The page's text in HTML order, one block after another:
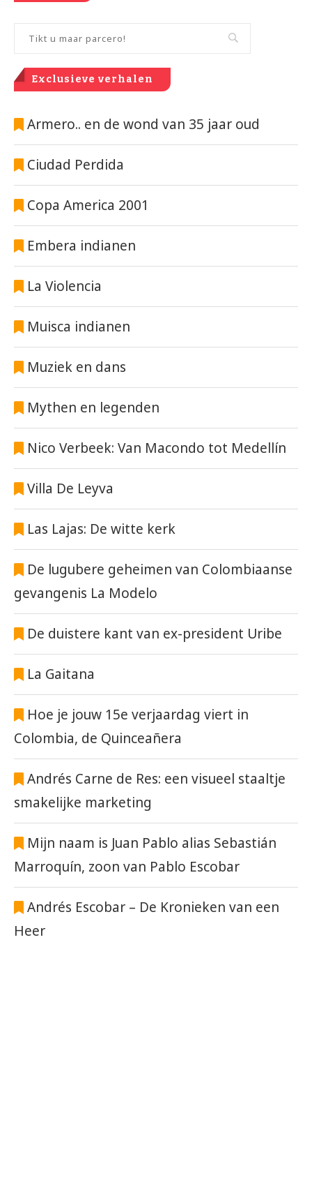
Exclusieve verhalen
Armero.. en de wond van 35 jaar oud
Ciudad Perdida
Copa America 2001
Embera indianen
La Violencia
Muisca indianen
Muziek en dans
Mythen en legenden
Nico Verbeek: Van Macondo tot Medellín
Villa De Leyva
Las Lajas: De witte kerk
De lugubere geheimen van Colombiaanse
gevangenis La Modelo
De duistere kant van ex-president Uribe
La Gaitana
Hoe je jouw 15e verjaardag viert in
Colombia, de Quinceañera
Andrés Carne de Res: een visueel staaltje
smakelijke marketing
Mijn naam is Juan Pablo alias Sebastián
Marroquín, zoon van Pablo Escobar
Andrés Escobar – De Kronieken van een
Heer